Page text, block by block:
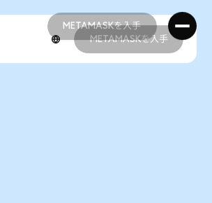
METAMASKを入手
METAMASKを入手
METAMASKを入手